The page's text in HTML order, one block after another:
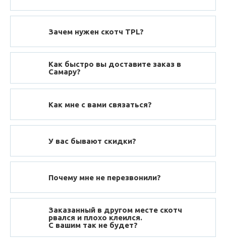
Зачем нужен скотч TPL?
Как быстро вы доставите заказ в
Самару?
Как мне с вами связаться?
У вас бывают скидки?
Почему мне не перезвонили?
Заказанный в другом месте скотч
рвался и плохо клеился.
С вашим так не будет?